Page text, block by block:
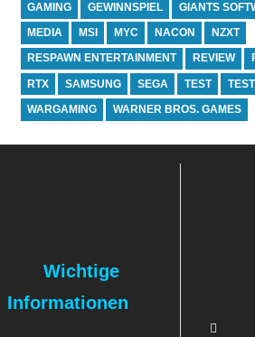
GAMING GEWINNSPIEL GIANTS
MEDIA MSI MYC NACON NZXT
RESPAWN ENTERTAINMENT REVIEW
RTX SAMSUNG SEGA TEST
WARGAMING WARNER BROS. GAMES
Wichtige
Informationen